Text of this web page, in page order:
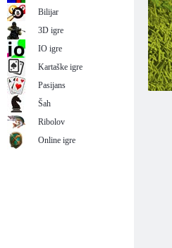
Bilijar
3D igre
IO igre
Kartaške igre
Pasijans
Šah
Ribolov
Online igre